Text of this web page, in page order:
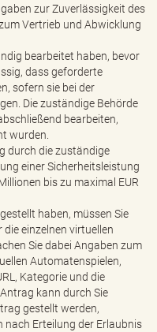
zur Zuverlässigkeit des
Vertrieb und Abwicklung
bearbeitet haben, bevor
dass geforderte
sofern sie bei der
Die zuständige Behörde
bearbeiten,
wurden.
durch die zuständige
einer Sicherheitsleistung
bis zu maximal EUR
haben, müssen Sie
einzelnen virtuellen
Sie dabei Angaben zum
Automatenspielen,
Kategorie und die
kann durch Sie
gestellt werden,
nach Erteilung der Erlaubnis